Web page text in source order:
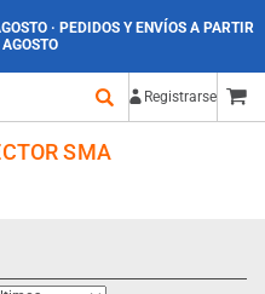
· PEDIDOS Y ENVÍOS A PARTIR
Registrarse
SMA